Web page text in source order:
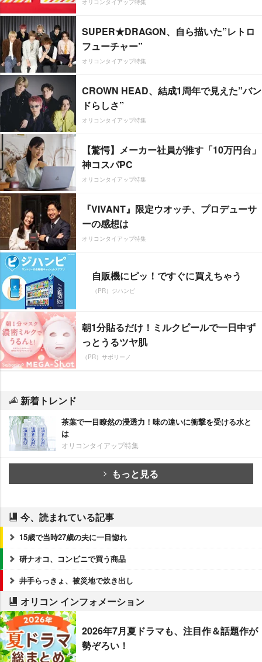
SUPER★DRAGON、自ら描いた”レトロ
フューチャー”
オリコンタイアップ特集
CROWN HEAD、結成1周年で見えた”バン
ドらしさ”
オリコンタイアップ特集
【驚愕】メーカー社員が推す「10万円台」
神コスパPC
オリコンタイアップ特集
『VIVANT』限定ウオッチ、プロデューサ
ーの感想は
オリコンタイアップ特集
自販機にピッ！ですぐに買えちゃう
（PR）ジハンピ
朝1分貼るだけ！ミルクピールで一日中ず
っとうるツヤ肌
（PR）サボリーノ
新着トレンド
茶葉で一目瞭然の浸透力！味の違いに衝撃を受ける水と
は
オリコンタイアップ特集
もっと見る
今、読まれている記事
15歳で当時27歳の夫に一目惚れ
研ナオコ、コンビニで買う商品
井手らっきょ、被災地で炊き出し
オリコン インフォメーション
2026年7月夏ドラマも、注目作＆話題作が
勢ぞろい！